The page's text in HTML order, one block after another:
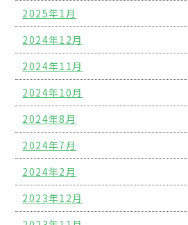
2025年1月
2024年12月
2024年11月
2024年10月
2024年8月
2024年7月
2024年2月
2023年12月